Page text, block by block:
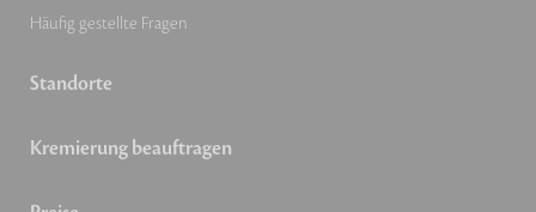
Häufig gestellte Fragen
Standorte
Kremierung beauftragen